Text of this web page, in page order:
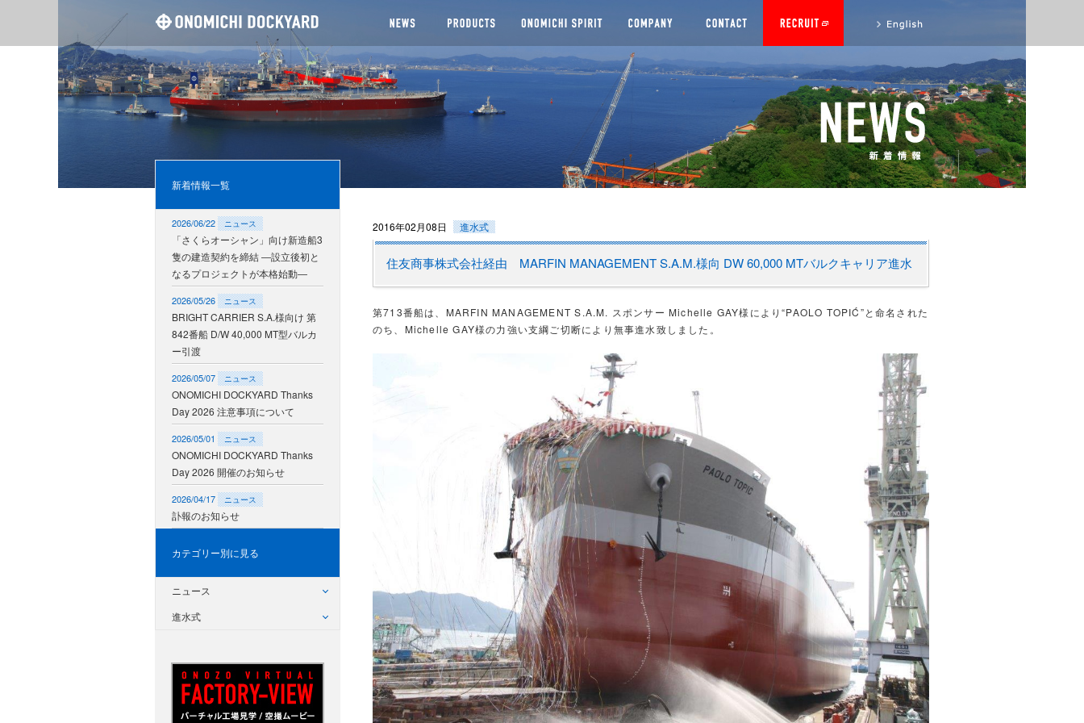
2016年02月08日 進水式
住友商事株式会社経由 MARFIN MANAGEMENT S.A.M.様向 DW 60,000 MTバルクキャリア進水
第713番船は、MARFIN MANAGEMENT S.A.M. スポンサー Michelle GAY様により“PAOLO TOPIĆ”と命名された
のち、Michelle GAY様の力強い支綱ご切断により無事進水致しました。
新着情報一覧
2026/06/22 ニュース
「さくらオーシャン」向け新造船3
隻の建造契約を締結 ―設立後初と
なるプロジェクトが本格始動―
2026/05/26 ニュース
BRIGHT CARRIER S.A.様向け 第
842番船 D/W 40,000 MT型バルカ
ー引渡
2026/05/07 ニュース
ONOMICHI DOCKYARD Thanks
Day 2026 注意事項について
2026/05/01 ニュース
ONOMICHI DOCKYARD Thanks
Day 2026 開催のお知らせ
2026/04/17 ニュース
訃報のお知らせ
カテゴリー別に見る
ニュース
進水式